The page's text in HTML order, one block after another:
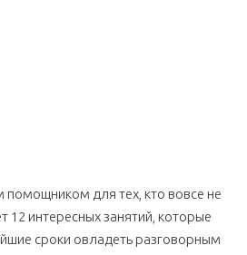
помощником для тех, кто вовсе не
12 интересных занятий, которые
сроки овладеть разговорным